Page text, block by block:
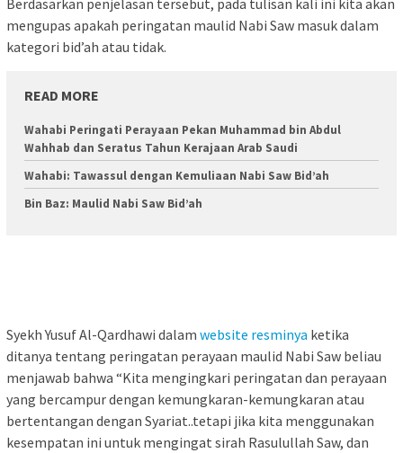
Berdasarkan penjelasan tersebut, pada tulisan kali ini kita akan
mengupas apakah peringatan maulid Nabi Saw masuk dalam
kategori bid’ah atau tidak.
READ MORE
Wahabi Peringati Perayaan Pekan Muhammad bin Abdul
Wahhab dan Seratus Tahun Kerajaan Arab Saudi
Wahabi: Tawassul dengan Kemuliaan Nabi Saw Bid’ah
Bin Baz: Maulid Nabi Saw Bid’ah
Syekh Yusuf Al-Qardhawi dalam website resminya ketika
ditanya tentang peringatan perayaan maulid Nabi Saw beliau
menjawab bahwa “Kita mengingkari peringatan dan perayaan
yang bercampur dengan kemungkaran-kemungkaran atau
bertentangan dengan Syariat..tetapi jika kita menggunakan
kesempatan ini untuk mengingat sirah Rasulullah Saw, dan